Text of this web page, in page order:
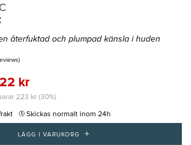
återfuktad och plumpad känsla i huden
kr
223 kr (30%)
Skickas normalt inom 24h
LÄGG I VARUKORG +